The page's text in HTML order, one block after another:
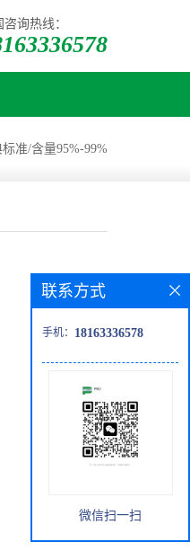
咨询热线：
准/含量95%-99%
联系方式
手机： 18163336578
微信扫一扫